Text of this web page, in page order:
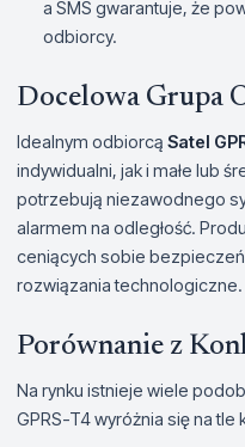
a SMS gwarantuje, że
odbiorcy.
Docelowa Grupa
Idealnym odbiorcą Satel
indywidualni, jak i małe lub
potrzebują niezawodnego
alarmem na odległość.
ceniących sobie
rozwiązania technologiczne.
Porównanie z
Na rynku istnieje wiele
GPRS-T4 wyróżnia się na tle